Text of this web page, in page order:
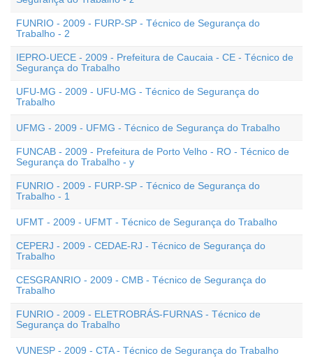
FUNRIO - 2009 - FURP-SP - Técnico de Segurança do
Trabalho - 2
IEPRO-UECE - 2009 - Prefeitura de Caucaia - CE - Técnico de
Segurança do Trabalho
UFU-MG - 2009 - UFU-MG - Técnico de Segurança do
Trabalho
UFMG - 2009 - UFMG - Técnico de Segurança do Trabalho
FUNCAB - 2009 - Prefeitura de Porto Velho - RO - Técnico de
Segurança do Trabalho - y
FUNRIO - 2009 - FURP-SP - Técnico de Segurança do
Trabalho - 1
UFMT - 2009 - UFMT - Técnico de Segurança do Trabalho
CEPERJ - 2009 - CEDAE-RJ - Técnico de Segurança do
Trabalho
CESGRANRIO - 2009 - CMB - Técnico de Segurança do
Trabalho
FUNRIO - 2009 - ELETROBRÁS-FURNAS - Técnico de
Segurança do Trabalho
VUNESP - 2009 - CTA - Técnico de Segurança do Trabalho